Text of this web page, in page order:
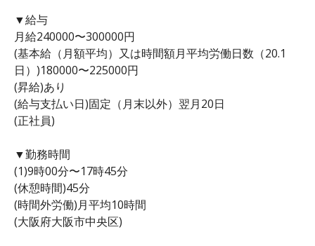
▼給与
月給240000〜300000円
(基本給（月額平均）又は時間額月平均労働日数（20.1
日）)180000〜225000円
(昇給)あり
(給与支払い日)固定（月末以外）翌月20日
(正社員)
▼勤務時間
(1)9時00分〜17時45分
(休憩時間)45分
(時間外労働)月平均10時間
(大阪府大阪市中央区)